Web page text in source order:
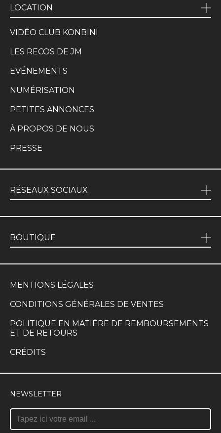
LOCATION
VIDÉO CLUB KONBINI
LES RECOS DE JM
EVÉNEMENTS
NUMÉRISATION
PETITES ANNONCES
À PROPOS DE NOUS
PRESSE
RÉSEAUX SOCIAUX
BOUTIQUE
MENTIONS LÉGALES
CONDITIONS GÉNÉRALES DE VENTES
POLITIQUE EN MATIÈRE DE REMBOURSEMENTS
ET DE RETOURS
CRÉDITS
NEWSLETTER